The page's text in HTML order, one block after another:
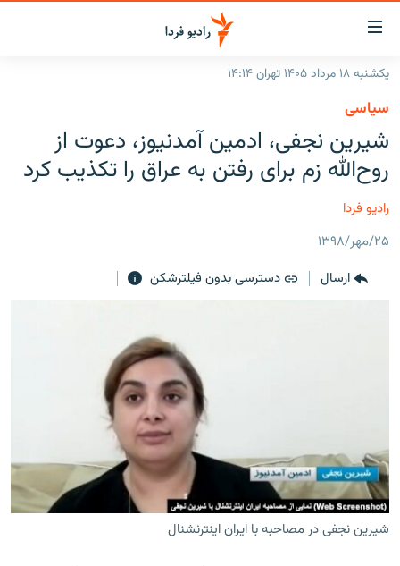
لینک‌های
قابلیت
دسترسی
بازگشت
اصلی
رفتن
به
صفحه
ایران
جهان
رادیو
فرکانس‌ها
پادکست
چندرسانه‌ای
گزارش‌های تصویری
زنان فردا
زبان‌های دیگر
یکشنبه ۱۸ مرداد ۱۴۰۵ تهران ۱۴:۱۴
سیاسی
شیرین نجفی، ادمین آمدنیوز، دعوت از
روح‌الله زم برای رفتن به عراق را تکذیب کرد
رادیو فردا
۲۵/مهر/۱۳۹۸
ارسال
دسترسی بدون فیلترشکن
شیرین نجفی در مصاحبه با ایران اینترنشنال